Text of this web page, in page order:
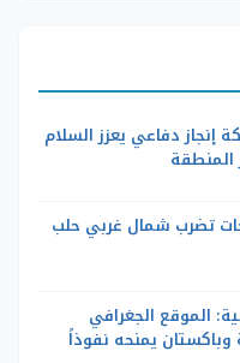
إنجاز دفاعي يعزز السلام
المنطقة
بقوة 4.3 درجات تضرب شمال غربي حلب
الموقع الجغرافي
وباكستان يمنحه نفوذاً